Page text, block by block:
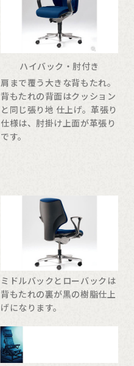
ハイバック・肘付き
肩まで覆う大きな背もたれ。
背もたれの背面はクッション
と同じ張り地 仕上げ。革張り
仕様は、肘掛け上面が革張り
です。
ミドルバックとローバックは
背もたれの裏が黒の樹脂仕上
げになります。